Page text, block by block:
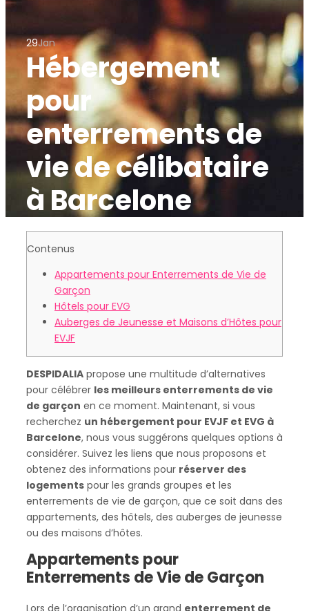
29Jan
Hébergement
pour
enterrements de
vie de célibataire
à Barcelone
Contenus
Appartements pour Enterrements de Vie de
Garçon
Hôtels pour EVG
Auberges de Jeunesse et Maisons d’Hôtes pour
EVJF
DESPIDALIA propose une multitude d’alternatives
pour célébrer les meilleurs enterrements de vie
de garçon en ce moment. Maintenant, si vous
recherchez un hébergement pour EVJF et EVG à
Barcelone, nous vous suggérons quelques options à
considérer. Suivez les liens que nous proposons et
obtenez des informations pour réserver des
logements pour les grands groupes et les
enterrements de vie de garçon, que ce soit dans des
appartements, des hôtels, des auberges de jeunesse
ou des maisons d’hôtes.
Appartements pour
Enterrements de Vie de Garçon
Lors de l’organisation d’un grand enterrement de